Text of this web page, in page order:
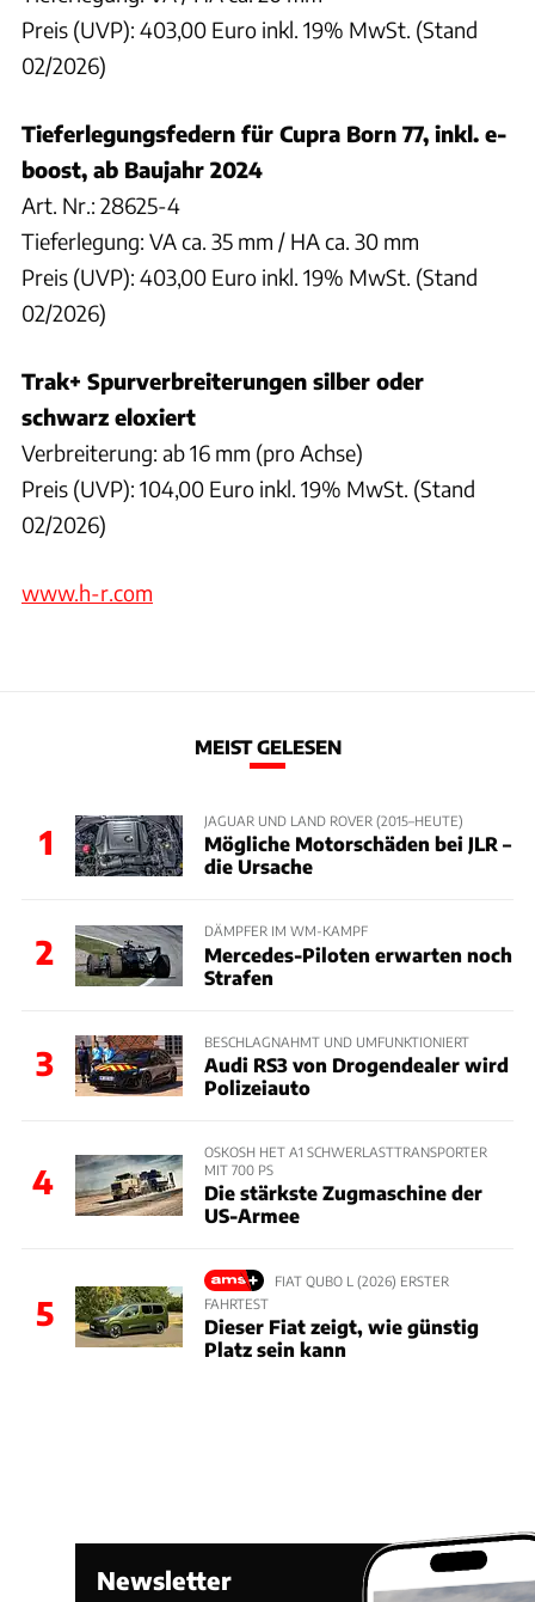
Preis (UVP): 403,00 Euro inkl. 19% MwSt. (Stand
02/2026)
Tieferlegungsfedern für Cupra Born 77, inkl. e-
boost, ab Baujahr 2024
Art. Nr.: 28625-4
Tieferlegung: VA ca. 35 mm / HA ca. 30 mm
Preis (UVP): 403,00 Euro inkl. 19% MwSt. (Stand
02/2026)
Trak+ Spurverbreiterungen silber oder
schwarz eloxiert
Verbreiterung: ab 16 mm (pro Achse)
Preis (UVP): 104,00 Euro inkl. 19% MwSt. (Stand
02/2026)
www.h-r.com
MEIST GELESEN
1
JAGUAR UND LAND ROVER (2015–HEUTE)
Mögliche Motorschäden bei JLR –
die Ursache
2
DÄMPFER IM WM-KAMPF
Mercedes-Piloten erwarten noch
Strafen
3
BESCHLAGNAHMT UND UMFUNKTIONIERT
Audi RS3 von Drogendealer wird
Polizeiauto
4
OSKOSH HET A1 SCHWERLASTTRANSPORTER
MIT 700 PS
Die stärkste Zugmaschine der
US-Armee
5
FIAT QUBO L (2026) ERSTER
FAHRTEST
Dieser Fiat zeigt, wie günstig
Platz sein kann
Newsletter